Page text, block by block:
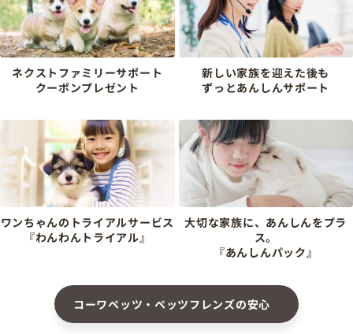
ネクストファミリーサポート
クーポンプレゼント
新しい家族を迎えた後も
ずっとあんしんサポート
ワンちゃんのトライアルサービス
『わんわんトライアル』
大切な家族に、あんしんをプラ
ス。
『あんしんパック』
コーワペッツ・ペッツフレンズの安心